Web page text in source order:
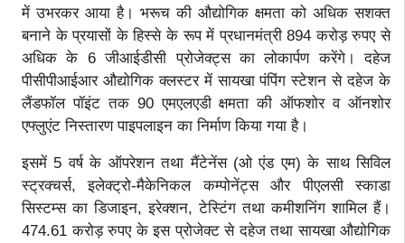
में उभरकर आया है। भरूच की औद्योगिक क्षमता को अधिक सशक्त
बनाने के प्रयासों के हिस्से के रूप में प्रधानमंत्री 894 करोड़ रुपए से
अधिक के 6 जीआईडीसी प्रोजेक्ट्स का लोकार्पण करेंगे। दहेज
पीसीपीआईआर औद्योगिक क्लस्टर में सायखा पंपिंग स्टेशन से दहेज के
लैंडफॉल पॉइंट तक 90 एमएलएडी क्षमता की ऑफशोर व ऑनशोर
एफ्लुएंट निस्तारण पाइपलाइन का निर्माण किया गया है।
इसमें 5 वर्ष के ऑपरेशन तथा मैंटेनेंस (ओ एंड एम) के साथ सिविल
स्ट्रक्चर्स, इलेक्ट्रो-मैकेनिकल कम्पोनेंट्स और पीएलसी स्काडा
सिस्टम्स का डिजाइन, इरेक्शन, टेस्टिंग तथा कमीशनिंग शामिल हैं।
474.61 करोड़ रुपए के इस प्रोजेक्ट से दहेज तथा सायखा औद्योगिक